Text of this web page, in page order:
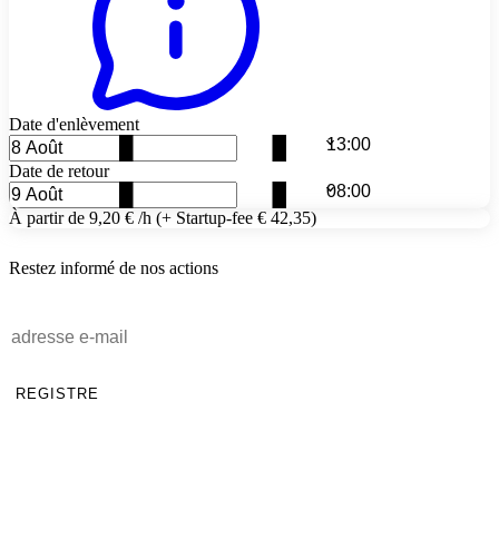
Date d'enlèvement
Date de retour
À partir de 9,20 € /h (+ Startup-fee € 42,35)
Restez informé de nos actions
REGISTRE